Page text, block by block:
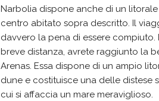
Narbolia dispone anche di un
centro abitato sopra descritto. Il
davvero la pena di essere
breve distanza, avrete raggiunto la
Arenas. Essa dispone di un ampio
dune e costituisce una delle distese
cui si affaccia un mare meraviglioso.